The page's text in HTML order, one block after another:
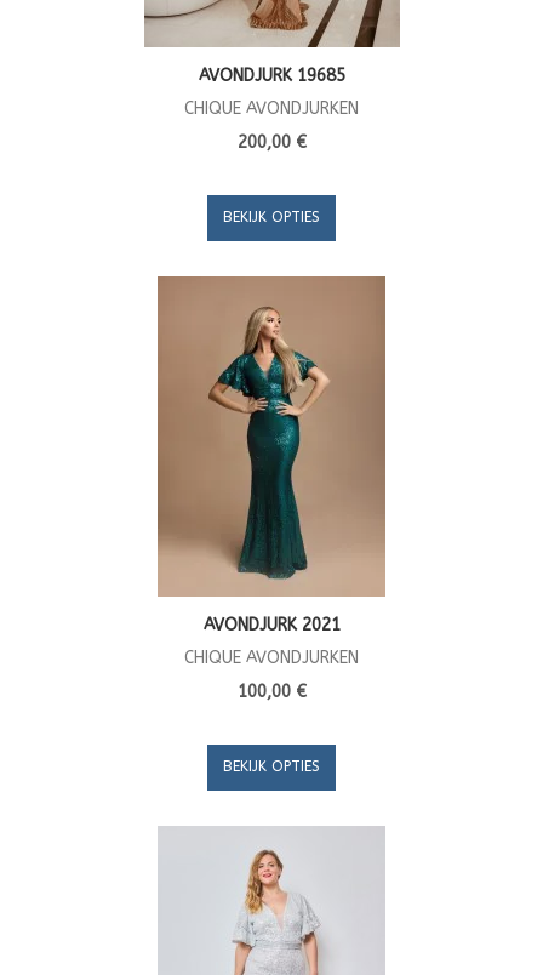
AVONDJURK 19685
CHIQUE AVONDJURKEN
200,00 €
BEKIJK OPTIES
AVONDJURK 2021
CHIQUE AVONDJURKEN
100,00 €
BEKIJK OPTIES